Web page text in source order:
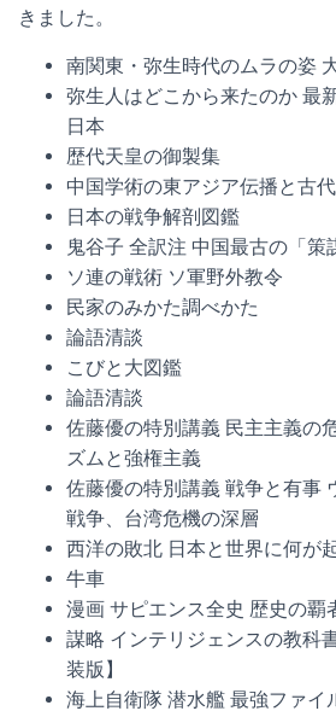
きました。
南関東・弥生時代のムラの姿
弥生人はどこから来たのか 最
日本
歴代天皇の御製集
中国学術の東アジア伝播と古
日本の戦争解剖図鑑
鬼谷子 全訳注 中国最古の「策
ソ連の戦術 ソ軍野外教令
民家のみかた調べかた
論語清談
こびと大図鑑
論語清談
佐藤優の特別講義 民主主義の
ズムと強権主義
佐藤優の特別講義 戦争と有事
戦争、台湾危機の深層
西洋の敗北 日本と世界に何が
牛車
漫画 サピエンス全史 歴史の覇
謀略 インテリジェンスの教科
装版】
海上自衛隊 潜水艦 最強ファイ